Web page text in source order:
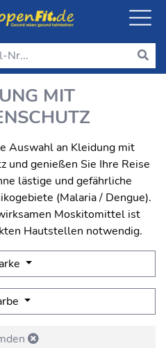
MIT
Auswahl an Kleidung mit
und genießen Sie Ihre Reise
lästige und gefährliche
(Malaria / Dengue).
Moskitomittel ist
Hautstellen notwendig.